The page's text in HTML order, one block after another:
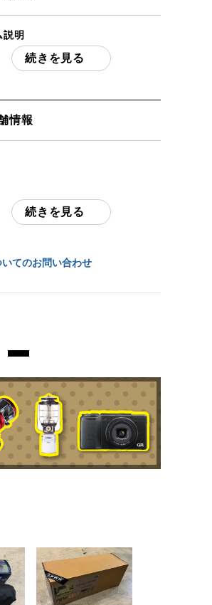
説明
KNIVES バークリバーブラ
「付属品」・・・ 写真のも
てになります。
搬備品は除く)
状態
（使用感の少ない美品）
汚れはご容赦ください。
続きを見る
情報
続きを見る
てのお問い合わせ